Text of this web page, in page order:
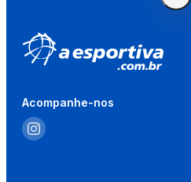
Acompanhe-nos